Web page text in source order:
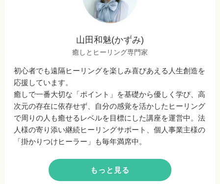
山田和魅(かずみ)
癒しとヒーリング専門家
初心者でも遠隔ヒーリングを楽しみ喜びあえる人生創造を
応援しています。
癒しで一番大切な「ポイント」を基礎から優しく学び、高
次元の存在に依存せず、自分の感覚を活かしたヒーリング
で周りの人も癒せるレベルを目標にした講座を運営中。法
人様の寄り添い継続ヒーリングサポート、個人事業主様の
「掛かりつけヒーラー」も毎年満席中。
もっと見る